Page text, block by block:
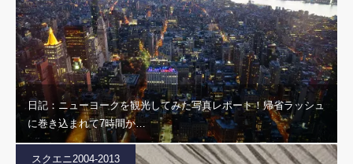
日記：ニューヨークを観光してみた写真レポート！帰省ラッシュ
に巻き込まれて7時間か…
スクエニ2004-2013